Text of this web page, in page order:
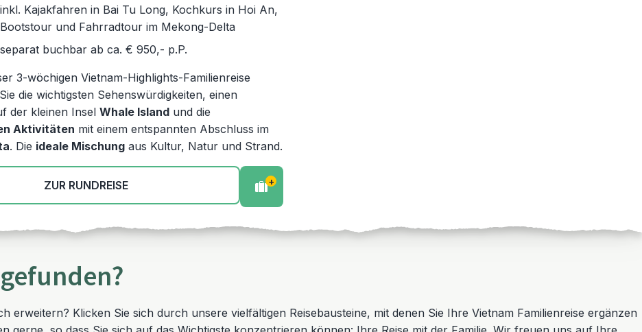
inkl. Kajakfahren in Bai Tu Long, Kochkurs in Hoi An,
Bootstour und Fahrradtour im Mekong-Delta
separat buchbar ab ca. € 950,- p.P.
3-wöchigen Vietnam-Highlights-Familienreise
die wichtigsten Sehenswürdigkeiten, einen
der kleinen Insel Whale Island und die
Aktivitäten mit einem entspannten Abschluss im
. Die ideale Mischung aus Kultur, Natur und Strand.
ZUR RUNDREISE +
erweitern? Klicken Sie sich durch unsere vielfältigen Reisebausteine, mit denen Sie Ihre Vietnam Familienreise ergänzen